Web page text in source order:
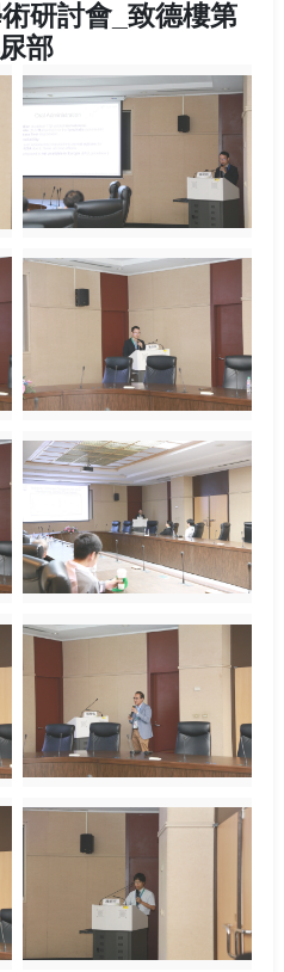
研討會_致德樓第
部